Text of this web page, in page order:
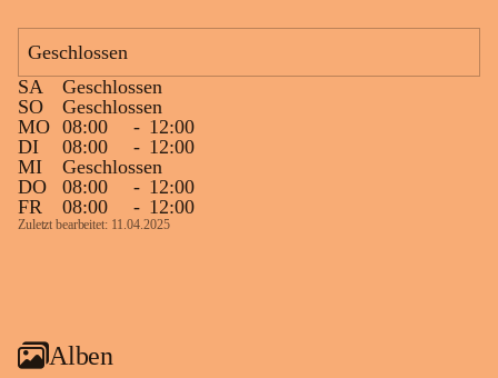
Geschlossen
SA
Geschlossen
SO
Geschlossen
MO 08:00 - 12:00
DI
08:00 - 12:00
MI
Geschlossen
DO
08:00 - 12:00
FR
08:00 - 12:00
Zuletzt bearbeitet: 11.04.2025
Alben